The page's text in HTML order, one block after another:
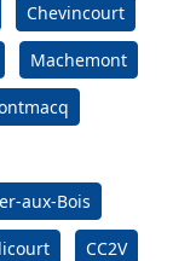
Chevincourt
Machemont
aux-Bois
CC2V